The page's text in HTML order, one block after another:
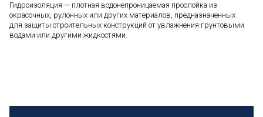
Гидроизоляция — плотная водонепроницаемая прослойка из
окрасочных, рулонных или других материалов, предназначенных
для защиты строительных конструкций от увлажнения грунтовыми
водами или другими жидкостями.